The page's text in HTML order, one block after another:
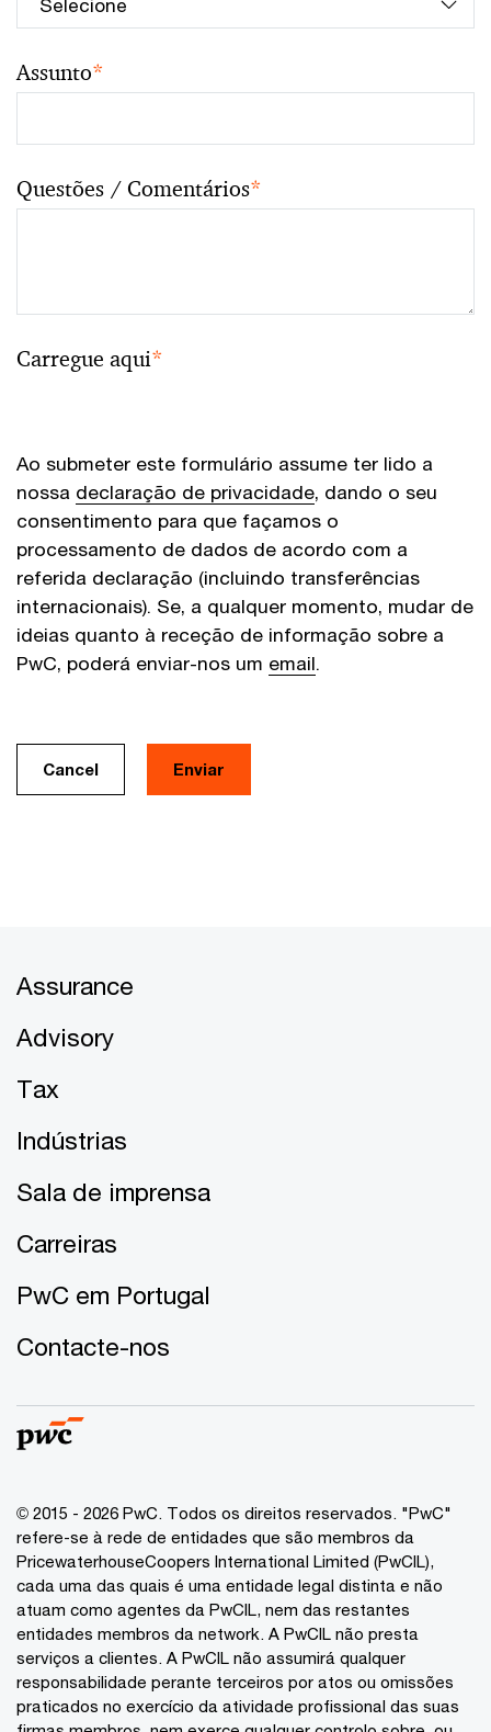
Assunto*
Questões / Comentários*
Carregue aqui*
Ao submeter este formulário assume ter lido a
nossa declaração de privacidade, dando o seu
consentimento para que façamos o
processamento de dados de acordo com a
referida declaração (incluindo transferências
internacionais). Se, a qualquer momento, mudar de
ideias quanto à receção de informação sobre a
PwC, poderá enviar-nos um email.
Cancel
Assurance
Advisory
Tax
Indústrias
Sala de imprensa
Carreiras
PwC em Portugal
Contacte-nos
© 2015 - 2026 PwC. Todos os direitos reservados. "PwC"
refere-se à rede de entidades que são membros da
PricewaterhouseCoopers International Limited (PwCIL),
cada uma das quais é uma entidade legal distinta e não
atuam como agentes da PwCIL, nem das restantes
entidades membros da network. A PwCIL não presta
serviços a clientes. A PwCIL não assumirá qualquer
responsabilidade perante terceiros por atos ou omissões
praticados no exercício da atividade profissional das suas